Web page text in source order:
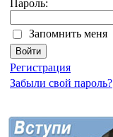
Пароль:
Запомнить меня
Регистрация
Забыли свой пароль?